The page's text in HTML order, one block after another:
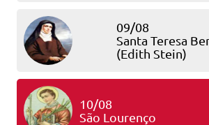
09/08
Santa Teresa
(Edith Stein)
10/08
São Lourenço